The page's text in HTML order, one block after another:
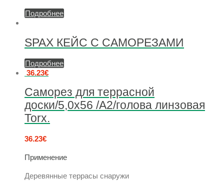
Подробнее
SPAX КЕЙС С САМОРЕЗАМИ
Подробнее
36.23€
Саморез для террасной
доски/5,0х56 /А2/голова линзовая
Torx.
36.23€
Применение
Деревянные террасы снаружи